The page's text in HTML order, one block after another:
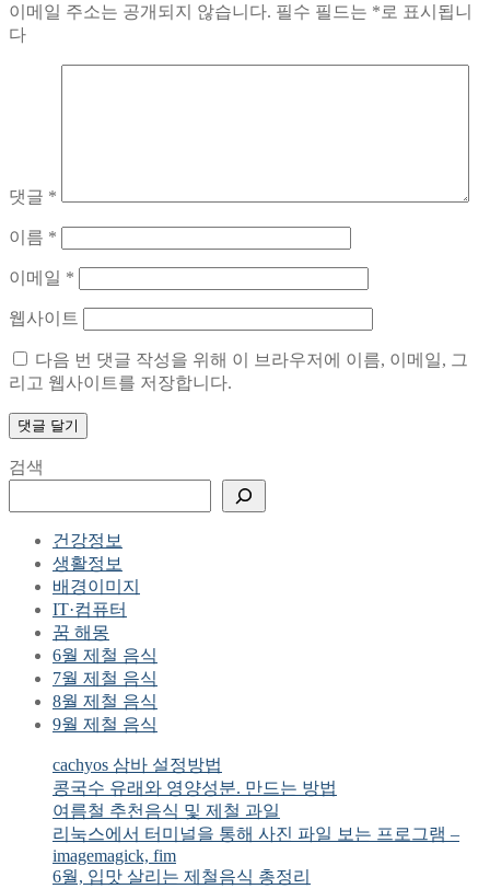
이메일 주소는 공개되지 않습니다. 필수 필드는 * 로 표시됩니
다
댓글 *
이름 *
이메일 *
웹사이트
다음 번 댓글 작성을 위해 이 브라우저에 이름, 이메일, 그
리고 웹사이트를 저장합니다.
검색
건강정보
생활정보
배경이미지
IT·컴퓨터
꿈 해몽
6월 제철 음식
7월 제철 음식
8월 제철 음식
9월 제철 음식
cachyos 삼바 설정방법
콩국수 유래와 영양성분. 만드는 방법
여름철 추천음식 및 제철 과일
리눅스에서 터미널을 통해 사진 파일 보는 프로그램 –
imagemagick, fim
6월, 입맛 살리는 제철음식 총정리